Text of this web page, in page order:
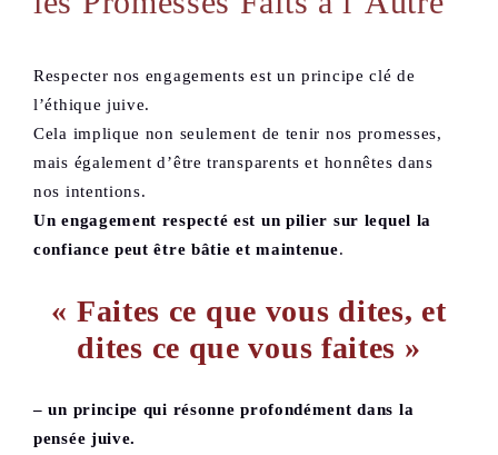
Respecter nos engagements est un principe clé de
l’éthique juive.
Cela implique non seulement de tenir nos promesses,
mais également d’être transparents et honnêtes dans
nos intentions.
Un engagement respecté est un pilier sur lequel la
confiance peut être bâtie et maintenue.
« Faites ce que vous dites, et
dites ce que vous faites »
– un principe qui résonne profondément dans la
pensée juive.